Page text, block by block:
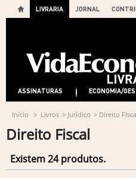
LIVRARIA JORNAL
ASSINATURAS ECONOMIA/
Início > Livros > Jurídico > Direito
Direito Fiscal
Existem 24 produtos.